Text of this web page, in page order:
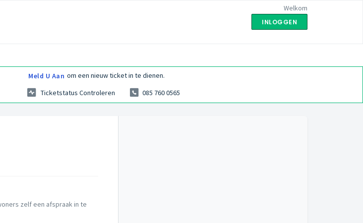
Welkom
INLOGGEN
Meld U Aan om een nieuw ticket in te dienen.
Ticketstatus Controleren
085 760 0565
zelf een afspraak in te